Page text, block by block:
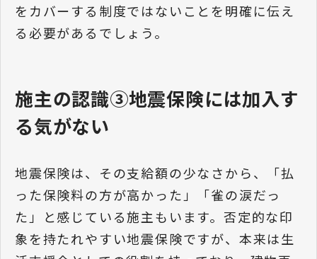
をカバーする制度ではないことを明確に伝え
る必要があるでしょう。
施主の認識③地震保険には加入す
る気がない
地震保険は、その支給額の少なさから、「払
った保険料の方が高かった」「雀の涙だっ
た」と感じている施主もいます。否定的な印
象を持たれやすい地震保険ですが、本来は生